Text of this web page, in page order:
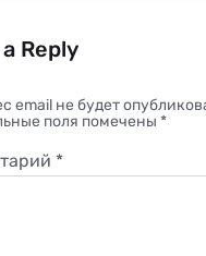
Reply
email не будет
поля помечены *
*